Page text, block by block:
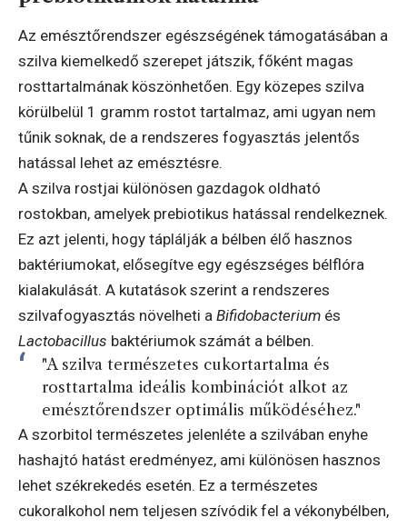
Az emésztőrendszer egészségének támogatásában a
szilva kiemelkedő szerepet játszik, főként magas
rosttartalmának köszönhetően. Egy közepes szilva
körülbelül 1 gramm rostot tartalmaz, ami ugyan nem
tűnik soknak, de a rendszeres fogyasztás jelentős
hatással lehet az emésztésre.
A szilva rostjai különösen gazdagok oldható
rostokban, amelyek prebiotikus hatással rendelkeznek.
Ez azt jelenti, hogy táplálják a bélben élő hasznos
baktériumokat, elősegítve egy egészséges bélflóra
kialakulását. A kutatások szerint a rendszeres
szilvafogyasztás növelheti a Bifidobacterium és
Lactobacillus baktériumok számát a bélben.
"A szilva természetes cukortartalma és
rosttartalma ideális kombinációt alkot az
emésztőrendszer optimális működéséhez."
A szorbitol természetes jelenléte a szilvában enyhe
hashajtó hatást eredményez, ami különösen hasznos
lehet székrekedés esetén. Ez a természetes
cukoralkohol nem teljesen szívódik fel a vékonybélben,